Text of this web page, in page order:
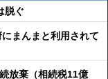
脱ぐ
まんまと利用されて
放棄（相続税11億